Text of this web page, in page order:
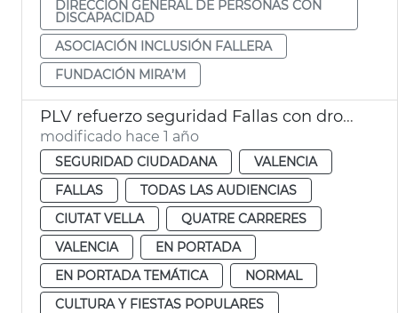
DIRECCIÓN GENERAL DE PERSONAS CON
DISCAPACIDAD
ASOCIACIÓN INCLUSIÓN FALLERA
FUNDACIÓN MIRA’M
PLV refuerzo seguridad Fallas con drones
modificado hace 1 año
SEGURIDAD CIUDADANA
VALENCIA
FALLAS
TODAS LAS AUDIENCIAS
CIUTAT VELLA
QUATRE CARRERES
VALENCIA
EN PORTADA
EN PORTADA TEMÁTICA
NORMAL
CULTURA Y FIESTAS POPULARES